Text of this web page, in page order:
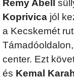
Remy Abell
Koprivica jól
a Kecskemét
center. Ezt
és Kemal